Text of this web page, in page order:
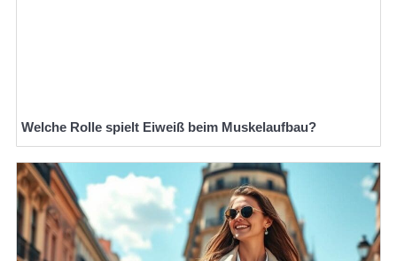
Welche Rolle spielt Eiweiß beim Muskelaufbau?